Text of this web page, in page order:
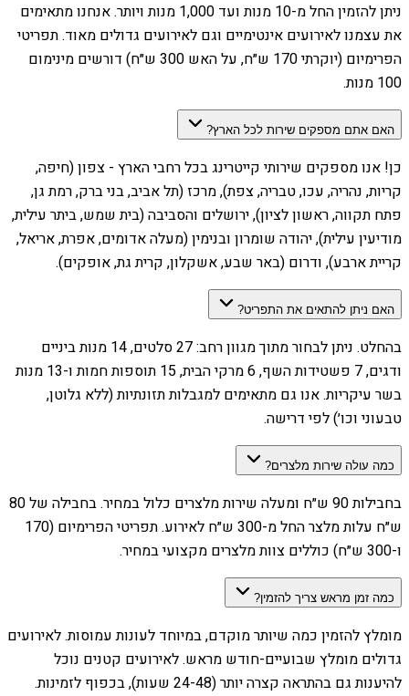
ניתן להזמין החל מ-10 מנות ועד 1,000 מנות ויותר. אנחנו מתאימים
את עצמנו לאירועים אינטימיים וגם לאירועים גדולים מאוד. תפריטי
הפרימיום (יוקרתי 170 ש״ח, על האש 300 ש״ח) דורשים מינימום
100 מנות.
האם אתם מספקים שירות לכל הארץ?
כן! אנו מספקים שירותי קייטרינג בכל רחבי הארץ - צפון (חיפה,
קריות, נהריה, עכו, טבריה, צפת), מרכז (תל אביב, בני ברק, רמת גן,
פתח תקווה, ראשון לציון), ירושלים והסביבה (בית שמש, ביתר עילית,
מודיעין עילית), יהודה שומרון ובנימין (מעלה אדומים, אפרת, אריאל,
קריית ארבע), ודרום (באר שבע, אשקלון, קרית גת, אופקים).
האם ניתן להתאים את התפריט?
בהחלט. ניתן לבחור מתוך מגוון רחב: 27 סלטים, 14 מנות ביניים
ודגים, 7 פשטידות השף, 6 מרקי הבית, 15 תוספות חמות ו-13 מנות
בשר עיקריות. אנו גם מתאימים למגבלות תזונתיות (ללא גלוטן,
טבעוני וכו׳) לפי דרישה.
כמה עולה שירות מלצרים?
בחבילות 90 ש״ח ומעלה שירות מלצרים כלול במחיר. בחבילה של 80
ש״ח עלות מלצר החל מ-300 ש״ח לאירוע. תפריטי הפרימיום (170
ו-300 ש״ח) כוללים צוות מלצרים מקצועי במחיר.
כמה זמן מראש צריך להזמין?
מומלץ להזמין כמה שיותר מוקדם, במיוחד לעונות עמוסות. לאירועים
גדולים מומלץ שבועיים-חודש מראש. לאירועים קטנים נוכל
להיענות גם בהתראה קצרה יותר (24-48 שעות), בכפוף לזמינות.